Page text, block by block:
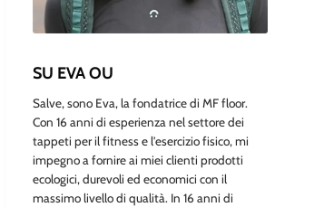
SU EVA OU
Salve, sono Eva, la fondatrice di MF floor.
Con 16 anni di esperienza nel settore dei
tappeti per il fitness e l'esercizio fisico, mi
impegno a fornire ai miei clienti prodotti
ecologici, durevoli ed economici con il
massimo livello di qualità. In 16 anni di